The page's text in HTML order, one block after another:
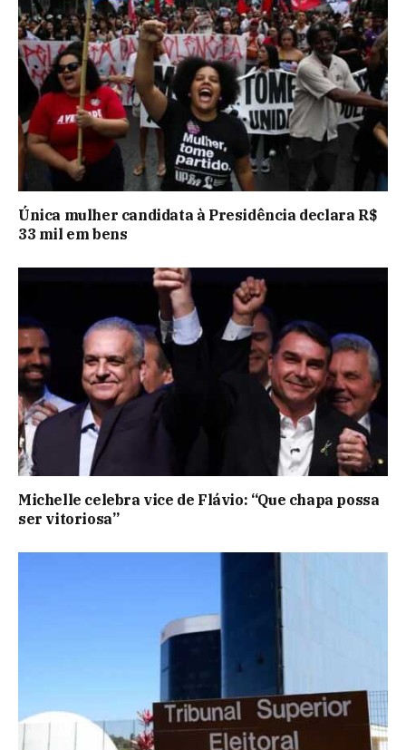
Única mulher candidata à Presidência declara R$
33 mil em bens
Michelle celebra vice de Flávio: “Que chapa possa
ser vitoriosa”